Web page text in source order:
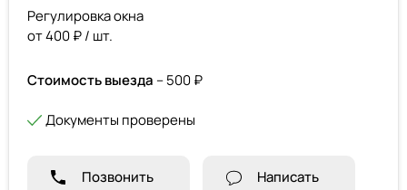
Регулировка окна
от 400 ₽ / шт.
Стоимость выезда – 500 ₽
Документы проверены
Позвонить Написать